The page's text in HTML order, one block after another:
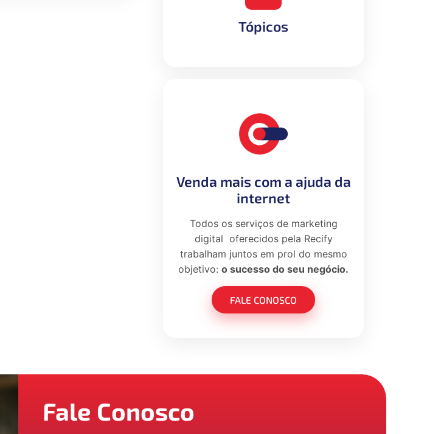
Tópicos
Venda mais com a ajuda da
internet
Todos os serviços de marketing
digital oferecidos pela Recify
trabalham juntos em prol do mesmo
objetivo: o sucesso do seu negócio.
FALE CONOSCO
Fale Conosco